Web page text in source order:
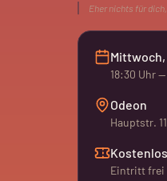
Eher nichts für
18:30 Uhr—
Odeon
Hauptstr.
Kostenlos
Eintritt frei